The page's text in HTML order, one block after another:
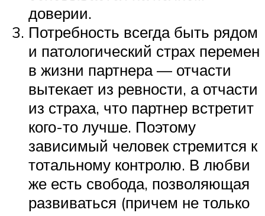
доверии.
Потребность всегда быть рядом
и патологический страх перемен
в жизни партнера — отчасти
вытекает из ревности, а отчасти
из страха, что партнер встретит
кого-то лучше. Поэтому
зависимый человек стремится к
тотальному контролю. В любви
же есть свобода, позволяющая
развиваться (причем не только